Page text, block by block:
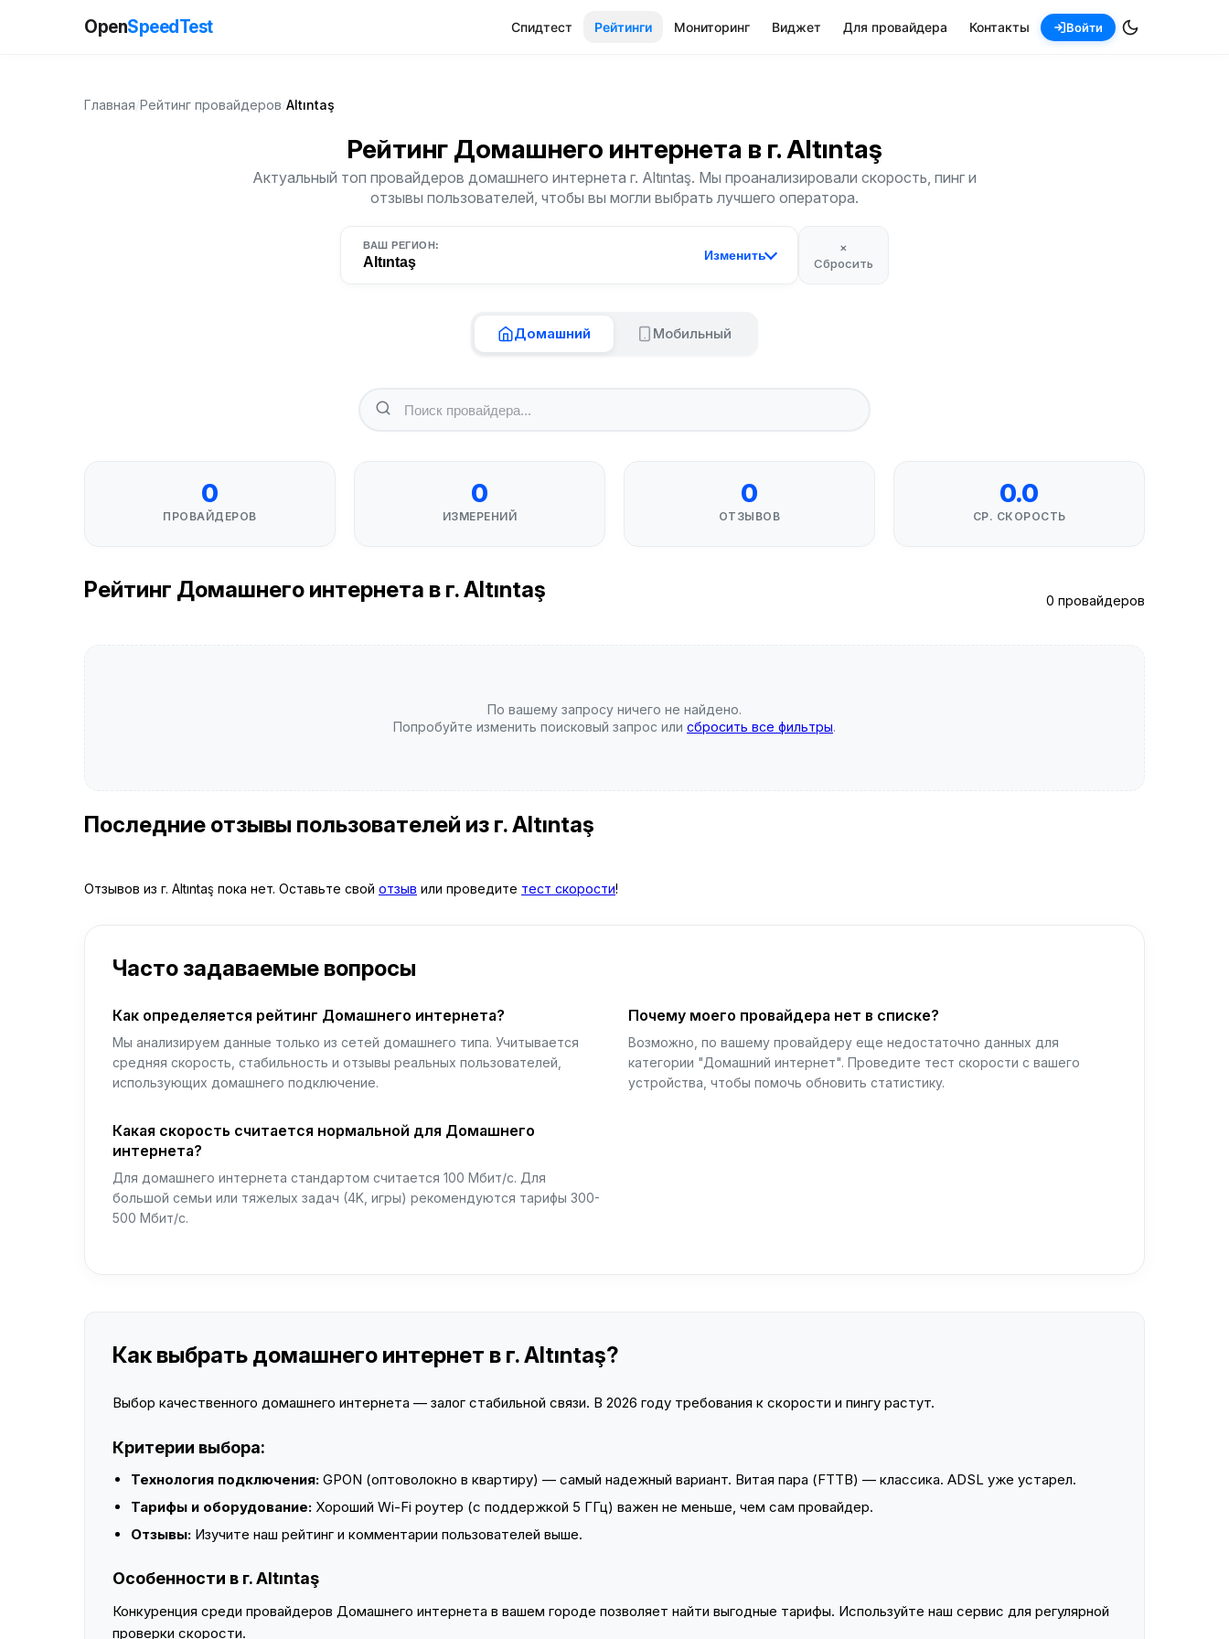
OpenSpeedTest Спидтест Рейтинги Мониторинг Виджет Для провайдера Контакты Войти
Главная Рейтинг провайдеров Altıntaş
Рейтинг Домашнего интернета в г. Altıntaş
Актуальный топ провайдеров домашнего интернета г. Altıntaş. Мы проанализировали скорость, пинг и
отзывы пользователей, чтобы вы могли выбрать лучшего оператора.
ВАШ РЕГИОН:
Altıntaş Изменить
×
Сбросить
Домашний Мобильный
0
ПРОВАЙДЕРОВ
0
ИЗМЕРЕНИЙ
0
ОТЗЫВОВ
0.0
СР. СКОРОСТЬ
Рейтинг Домашнего интернета в г. Altıntaş 0 провайдеров
По вашему запросу ничего не найдено.
Попробуйте изменить поисковый запрос или сбросить все фильтры.
Последние отзывы пользователей из г. Altıntaş
Отзывов из г. Altıntaş пока нет. Оставьте свой отзыв или проведите тест скорости!
Часто задаваемые вопросы
Как определяется рейтинг Домашнего интернета?
Мы анализируем данные только из сетей домашнего типа. Учитывается
средняя скорость, стабильность и отзывы реальных пользователей,
использующих домашнего подключение.
Почему моего провайдера нет в списке?
Возможно, по вашему провайдеру еще недостаточно данных для
категории "Домашний интернет". Проведите тест скорости с вашего
устройства, чтобы помочь обновить статистику.
Какая скорость считается нормальной для Домашнего
интернета?
Для домашнего интернета стандартом считается 100 Мбит/с. Для
большой семьи или тяжелых задач (4K, игры) рекомендуются тарифы 300-
500 Мбит/с.
Как выбрать домашнего интернет в г. Altıntaş?
Выбор качественного домашнего интернета — залог стабильной связи. В 2026 году требования к скорости и пингу растут.
Критерии выбора:
Технология подключения: GPON (оптоволокно в квартиру) — самый надежный вариант. Витая пара (FTTB) — классика. ADSL уже устарел.
Тарифы и оборудование: Хороший Wi-Fi роутер (с поддержкой 5 ГГц) важен не меньше, чем сам провайдер.
Отзывы: Изучите наш рейтинг и комментарии пользователей выше.
Особенности в г. Altıntaş
Конкуренция среди провайдеров Домашнего интернета в вашем городе позволяет найти выгодные тарифы. Используйте наш сервис для регулярной
проверки скорости.